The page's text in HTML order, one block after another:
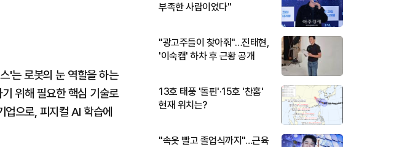
'는 로봇의 눈 역할을 하는
위해 필요한 핵심 기술로
으로, 피지컬 AI 학습에
부족한 사람이었다"
"광고주들이 찾아줘"…진태현,
'이숙캠' 하차 후 근황 공개
13호 태풍 '돌핀'·15호 '찬홈'
현재 위치는?
"속옷 빨고 졸업식까지"…근육